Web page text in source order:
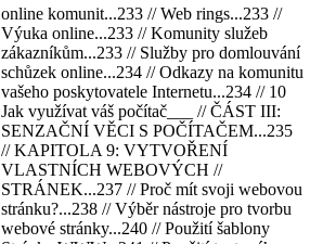
online komunit...233 // Web rings...233 //
Výuka online...233 // Komunity služeb
zákazníkům...233 // Služby pro domlouvání
schůzek online...234 // Odkazy na komunitu
vašeho poskytovatele Internetu...234 // 10
Jak využívat váš počítač___ // ČÁST III:
SENZAČNÍ VĚCI S POČÍTAČEM...235
// KAPITOLA 9: VYTVOŘENÍ
VLASTNÍCH WEBOVÝCH //
STRÁNEK...237 // Proč mít svoji webovou
stránku?...238 // Výběr nástroje pro tvorbu
webové stránky...240 // Použití šablony